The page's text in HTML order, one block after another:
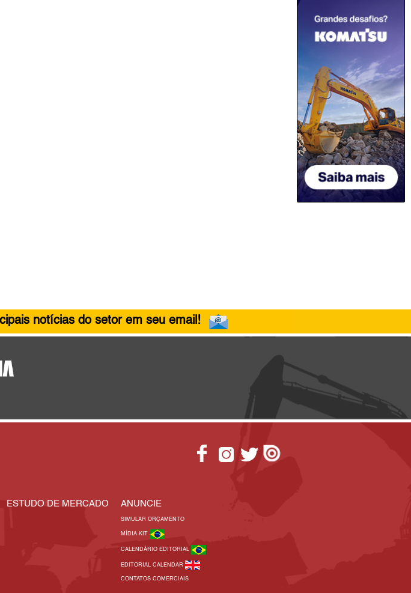
notícias do setor em seu email!
ESTUDO DE MERCADO ANUNCIE
SIMULAR ORÇAMENTO
MÍDIA KIT
CALENDÁRIO EDITORIAL
EDITORIAL CALENDAR
CONTATOS COMERCIAIS